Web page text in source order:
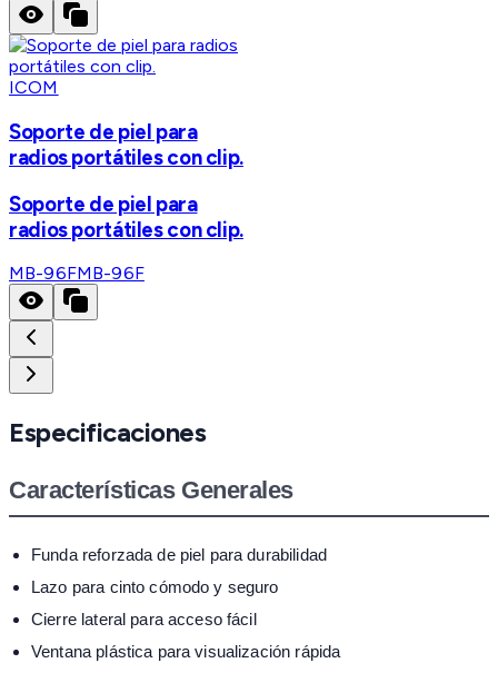
ICOM
Soporte de piel para
radios portátiles con clip.
Soporte de piel para
radios portátiles con clip.
MB-96FMB-96F
Especificaciones
Características Generales
Funda reforzada de piel para durabilidad
Lazo para cinto cómodo y seguro
Cierre lateral para acceso fácil
Ventana plástica para visualización rápida